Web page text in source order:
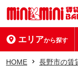
エリアから探す
HOME 長野市の賃